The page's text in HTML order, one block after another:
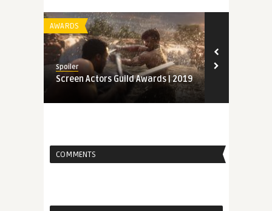
AWARDS
Spoiler
Screen Actors Guild Awards | 2019
COMMENTS